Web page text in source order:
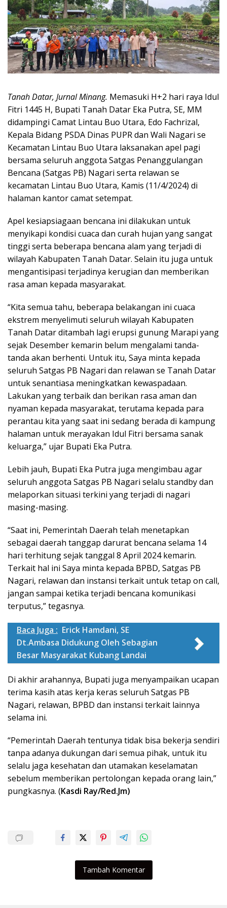
Tanah Datar, Jurnal Minang. Memasuki H+2 hari raya Idul
Fitri 1445 H, Bupati Tanah Datar Eka Putra, SE, MM
didampingi Camat Lintau Buo Utara, Edo Fachrizal,
Kepala Bidang PSDA Dinas PUPR dan Wali Nagari se
Kecamatan Lintau Buo Utara laksanakan apel pagi
bersama seluruh anggota Satgas Penanggulangan
Bencana (Satgas PB) Nagari serta relawan se
kecamatan Lintau Buo Utara, Kamis (11/4/2024) di
halaman kantor camat setempat.
Apel kesiapsiagaan bencana ini dilakukan untuk
menyikapi kondisi cuaca dan curah hujan yang sangat
tinggi serta beberapa bencana alam yang terjadi di
wilayah Kabupaten Tanah Datar. Selain itu juga untuk
mengantisipasi terjadinya kerugian dan memberikan
rasa aman kepada masyarakat.
“Kita semua tahu, beberapa belakangan ini cuaca
ekstrem menyelimuti seluruh wilayah Kabupaten
Tanah Datar ditambah lagi erupsi gunung Marapi yang
sejak Desember kemarin belum mengalami tanda-
tanda akan berhenti. Untuk itu, Saya minta kepada
seluruh Satgas PB Nagari dan relawan se Tanah Datar
untuk senantiasa meningkatkan kewaspadaan.
Lakukan yang terbaik dan berikan rasa aman dan
nyaman kepada masyarakat, terutama kepada para
perantau kita yang saat ini sedang berada di kampung
halaman untuk merayakan Idul Fitri bersama sanak
keluarga,” ujar Bupati Eka Putra.
Lebih jauh, Bupati Eka Putra juga mengimbau agar
seluruh anggota Satgas PB Nagari selalu standby dan
melaporkan situasi terkini yang terjadi di nagari
masing-masing.
“Saat ini, Pemerintah Daerah telah menetapkan
sebagai daerah tanggap darurat bencana selama 14
hari terhitung sejak tanggal 8 April 2024 kemarin.
Terkait hal ini Saya minta kepada BPBD, Satgas PB
Nagari, relawan dan instansi terkait untuk tetap on call,
jangan sampai ketika terjadi bencana komunikasi
terputus,” tegasnya.
Baca Juga : Erick Hamdani, SE
Dt.Ambasa Didukung Oleh Sebagian
Besar Masyarakat Kubang Landai
Di akhir arahannya, Bupati juga menyampaikan ucapan
terima kasih atas kerja keras seluruh Satgas PB
Nagari, relawan, BPBD dan instansi terkait lainnya
selama ini.
“Pemerintah Daerah tentunya tidak bisa bekerja sendiri
tanpa adanya dukungan dari semua pihak, untuk itu
selalu jaga kesehatan dan utamakan keselamatan
sebelum memberikan pertolongan kepada orang lain,”
pungkasnya. (Kasdi Ray/Red.Jm)
Tambah Komentar